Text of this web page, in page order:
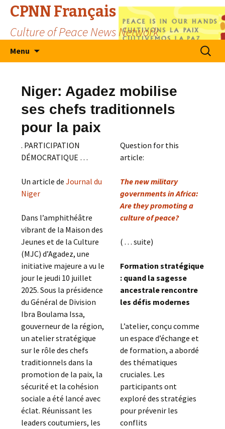
CPNN Français
Culture of Peace News Network
Menu
Search
for:
Niger: Agadez mobilise
ses chefs traditionnels
pour la paix
. PARTICIPATION
DÉMOCRATIQUE …
Un article deJournal du
Niger
Dans l’amphithéâtre
vibrant de la Maison des
Jeunes et de la Culture
(MJC) d’Agadez, une
initiative majeure a vu le
jour le jeudi 10 juillet
2025. Sous la présidence
du Général de Division
Ibra Boulama Issa,
gouverneur de la région,
un atelier stratégique
sur le rôle des chefs
traditionnels dans la
promotion de la paix, la
sécurité et la cohésion
sociale a été lancé avec
éclat. Réunissant les
leaders coutumiers, les
Question for this
article:
The new military
governments in Africa:
Are they promoting a
culture of peace?
( . . . suite)
Formation stratégique
: quand la sagesse
ancestrale rencontre
les défis modernes
L’atelier, conçu comme
un espace d’échange et
de formation, a abordé
des thématiques
cruciales. Les
participants ont
exploré des stratégies
pour prévenir les
conflits